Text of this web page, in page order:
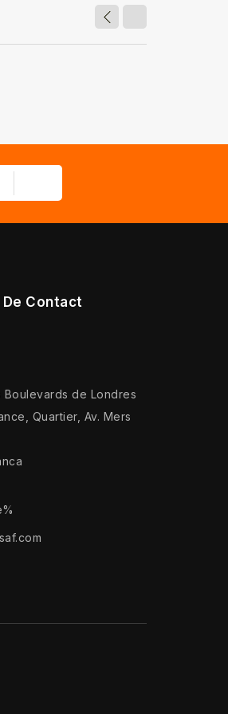
Contact
Boulevards de Londres
Quartier, Av. Mers